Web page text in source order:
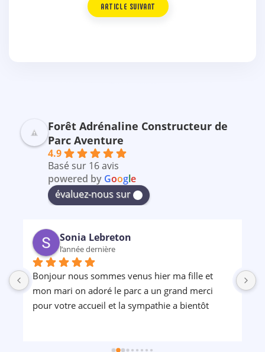
ARTICLE SUIVANT
Forêt Adrénaline Constructeur de
Parc Aventure
4.9
Basé sur 16 avis
powered by Google
évaluez-nous sur
Sonia Lebreton
l’année dernière
Bonjour nous sommes venus hier ma fille et
mon mari on adoré le parc a un grand merci
pour votre accueil et la sympathie a bientôt